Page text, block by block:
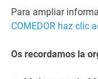
Para ampliar
COMEDOR haz clic
Os recordamos la